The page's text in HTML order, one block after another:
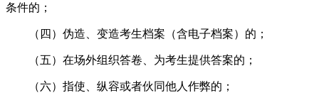
条件的；
（四）伪造、变造考生档案（含电子档案）的；
（五）在场外组织答卷、为考生提供答案的；
（六）指使、纵容或者伙同他人作弊的；